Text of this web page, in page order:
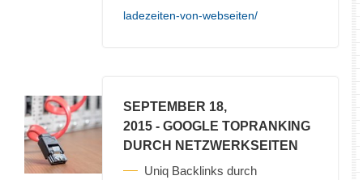
ladezeiten-von-webseiten/
SEPTEMBER 18,
2015 - GOOGLE TOPRANKING
DURCH NETZWERKSEITEN
Uniq Backlinks durch